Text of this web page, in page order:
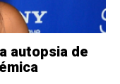
autopsia de